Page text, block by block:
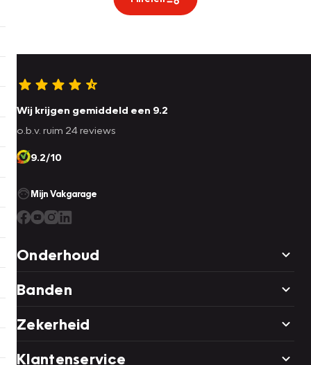
Wij krijgen gemiddeld een 9.2
o.b.v. ruim 24 reviews
9.2/10
Mijn Vakgarage
Onderhoud
Banden
Zekerheid
Klantenservice